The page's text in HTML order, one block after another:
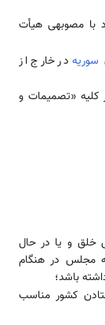
با مصوبه­ی هیأت
سوریهدر خارج از
کلیه «تصمیمات و
خلق و يا در حال
مجلس در هنگام
باشد؛
کشور مناسب